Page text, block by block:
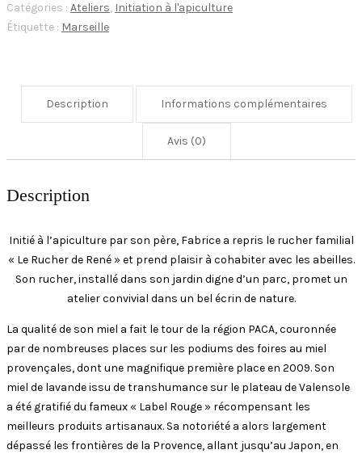
Catégories : Ateliers, Initiation à l'apiculture
Étiquette : Marseille
Description Informations complémentaires
Avis (0)
Description
Initié à l’apiculture par son père, Fabrice a repris le rucher familial
« Le Rucher de René » et prend plaisir à cohabiter avec les abeilles.
Son rucher, installé dans son jardin digne d’un parc, promet un
atelier convivial dans un bel écrin de nature.
La qualité de son miel a fait le tour de la région PACA, couronnée
par de nombreuses places sur les podiums des foires au miel
provençales, dont une magnifique première place en 2009. Son
miel de lavande issu de transhumance sur le plateau de Valensole
a été gratifié du fameux « Label Rouge » récompensant les
meilleurs produits artisanaux. Sa notoriété a alors largement
dépassé les frontières de la Provence, allant jusqu’au Japon, en